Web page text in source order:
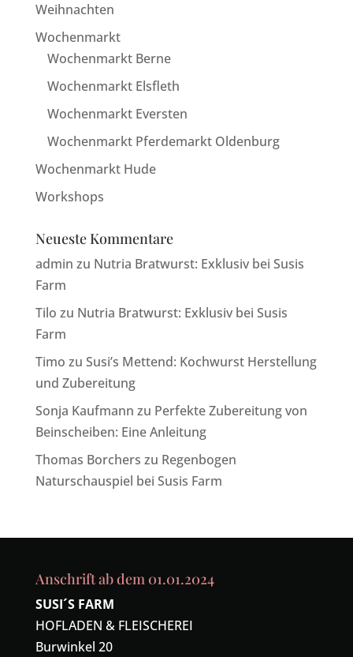
Weihnachten
Wochenmarkt
Wochenmarkt Berne
Wochenmarkt Elsfleth
Wochenmarkt Eversten
Wochenmarkt Pferdemarkt Oldenburg
Wochenmarkt Hude
Workshops
Neueste Kommentare
admin zu Nutria Bratwurst: Exklusiv bei Susis
Farm
Tilo zu Nutria Bratwurst: Exklusiv bei Susis
Farm
Timo zu Susi’s Mettend: Kochwurst Herstellung
und Zubereitung
Sonja Kaufmann zu Perfekte Zubereitung von
Beinscheiben: Eine Anleitung
Thomas Borchers zu Regenbogen
Naturschauspiel bei Susis Farm
Anschrift ab dem 01.01.2024
SUSI´S FARM
HOFLADEN & FLEISCHEREI
Burwinkel 20